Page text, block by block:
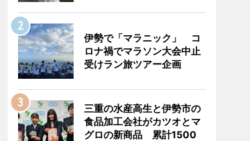
伊勢で「マラニック」 コ
ロナ禍でマラソン大会中止
受けラン旅ツアー企画
三重の水産高生と伊勢市の
食品加工会社がカツオとマ
グロの新商品 累計1500